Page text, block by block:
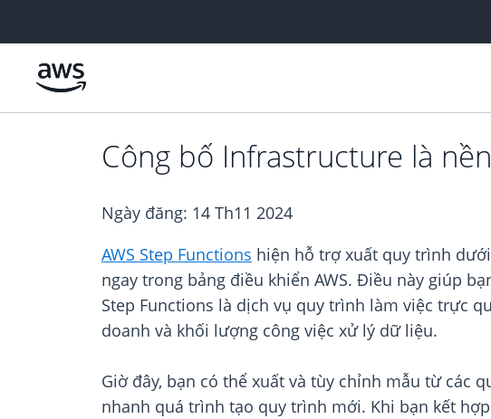
Công bố Infrastructure là
Ngày đăng: 14 Th11 2024
AWS Step Functions hiện hỗ trợ xuất quy trình
ngay trong bảng điều khiển AWS. Điều này giúp
Step Functions là dịch vụ quy trình làm việc trực
doanh và khối lượng công việc xử lý dữ liệu.
Giờ đây, bạn có thể xuất và tùy chỉnh mẫu từ các
nhanh quá trình tạo quy trình mới. Khi bạn kết